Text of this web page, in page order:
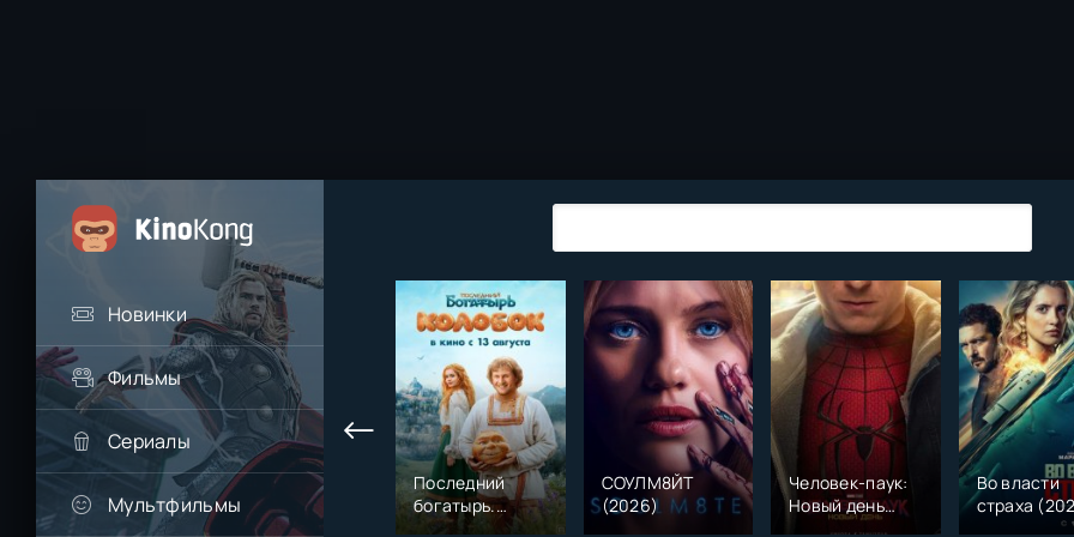
Новинки
Фильмы
Сериалы
Мультфильмы
Последний
богатырь.
Колобок (2026)
СОУЛМ8ЙТ
(2026)
Человек-паук:
Новый день
(2026)
Во власти
страха